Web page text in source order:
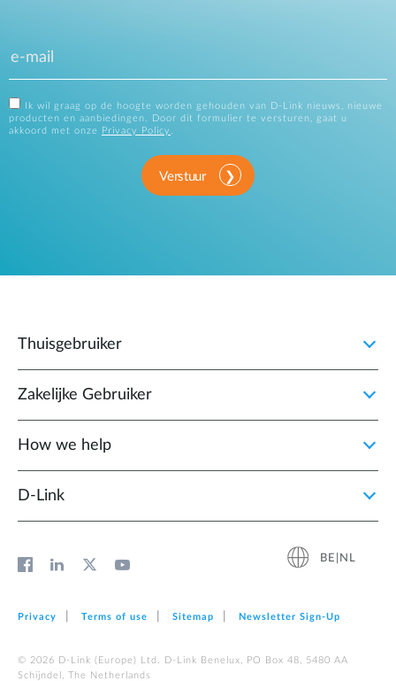
Ik wil graag op de hoogte worden gehouden van D-Link nieuws, nieuwe
producten en aanbiedingen. Door dit formulier te versturen, gaat u
akkoord met onze
Privacy Policy .
Verstuur
Thuisgebruiker
Zakelijke Gebruiker
How we help
D‑Link
BE|NL
Privacy Terms of use Sitemap Newsletter Sign‑Up
© 2026 D‑Link (Europe) Ltd. D-Link Benelux, PO Box 48, 5480 AA
Schijndel, The Netherlands